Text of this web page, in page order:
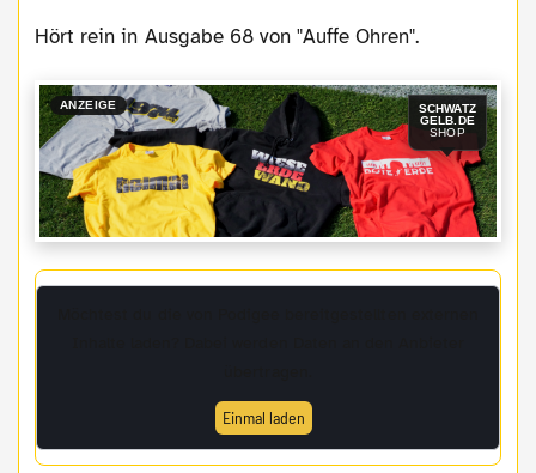
Hört rein in Ausgabe 68 von "Auffe Ohren".
ANZEIGE
SCHWATZ
GELB.DE
SHOP
Einmal laden